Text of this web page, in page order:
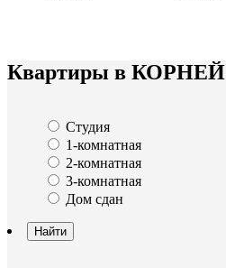
Квартиры в КОРНЕЙ
Студия
1-комнатная
2-комнатная
3-комнатная
Дом сдан
Найти